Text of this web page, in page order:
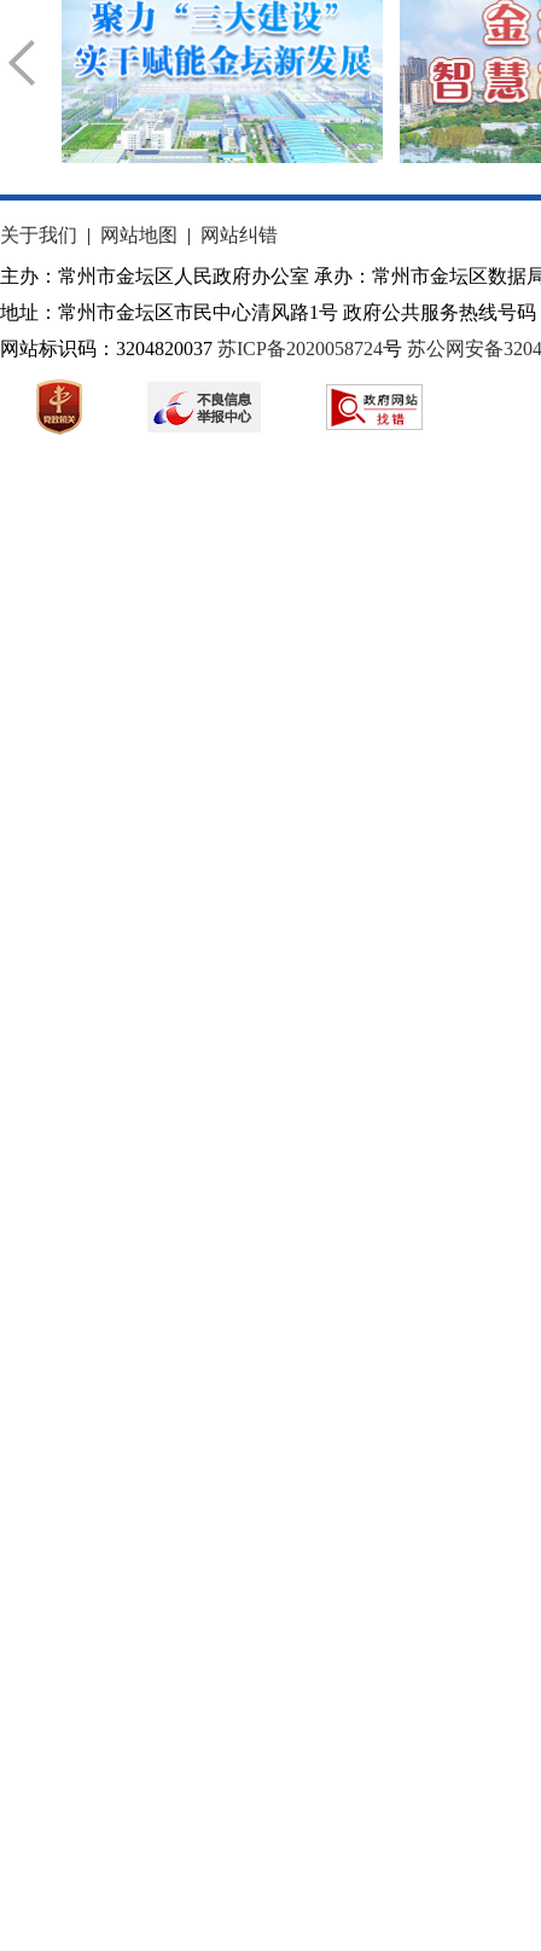
关于我们 | 网站地图 |
网站纠错
主办：常州市金坛区人民政府办公室 承办：常州市金坛区数据
地址：常州市金坛区市民中心清风路1号 政府公共服务热线号码
网站标识码：3204820037 苏ICP备2020058724号 苏公网安备